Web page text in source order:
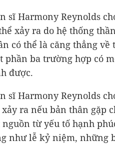
sĩ Harmony Reynolds
xảy ra do hệ thống
có thể là căng thẳng về
phần ba trường hợp có
được.
sĩ Harmony Reynolds
ra nếu bản thân gặp
nguồn từ yếu tố hạnh
như lễ kỷ niệm, những